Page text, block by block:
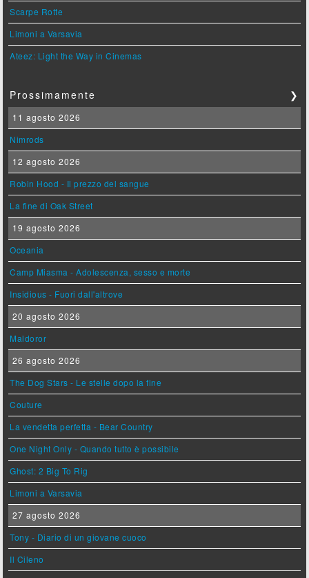
Scarpe Rotte
Limoni a Varsavia
Ateez: Light the Way in Cinemas
Prossimamente ❯
11 agosto 2026
Nimrods
12 agosto 2026
Robin Hood - Il prezzo del sangue
La fine di Oak Street
19 agosto 2026
Oceania
Camp Miasma - Adolescenza, sesso e morte
Insidious - Fuori dall'altrove
20 agosto 2026
Maldoror
26 agosto 2026
The Dog Stars - Le stelle dopo la fine
Couture
La vendetta perfetta - Bear Country
One Night Only - Quando tutto è possibile
Ghost: 2 Big To Rig
Limoni a Varsavia
27 agosto 2026
Tony - Diario di un giovane cuoco
Il Cileno